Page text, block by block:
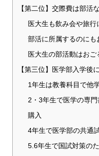
【第二位】交際費は部活
医大生も飲み会や旅
部活に所属するのにも
医大生の部活動はおご
【第三位】医学部入学後
1年生は教養科目で他
2・3年生で医学の専
購入
4年生で医学部の共通
5.6年生で国試対策の